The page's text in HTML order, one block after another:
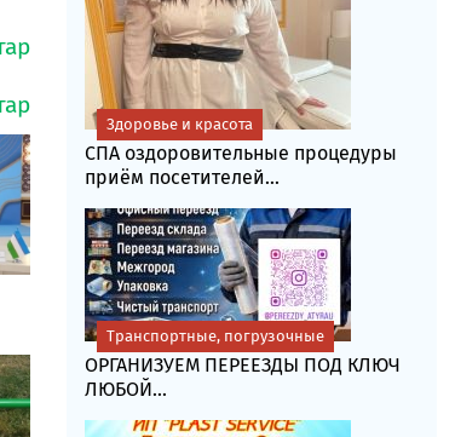
СПА оздоровительные процедуры
приём посетителей...
Здоровье и красота
ОРГАНИЗУЕМ ПЕРЕЕЗДЫ ПОД КЛЮЧ
ЛЮБОЙ...
Транспортные, погрузочные